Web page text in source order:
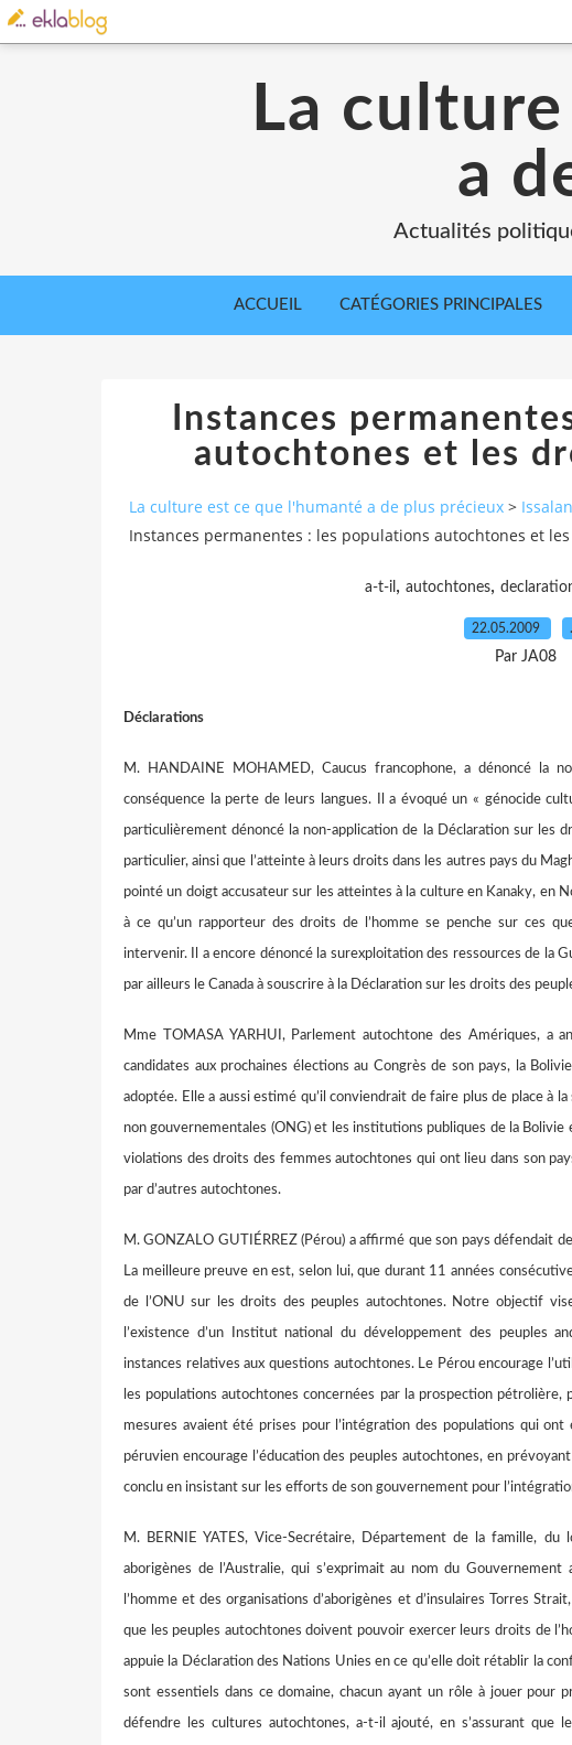
La
a
Actualités
ACCUEIL CATÉGORIES PRINCIPALES
Instances
autochtones et les
La culture est ce que l'humanté a de plus précieux >
Instances permanentes : les populations autochtones et les
a-t-il , autochtones,
22.05.2009
Par JA08
Déclarations
M. HANDAINE MOHAMED, Caucus francophone, a dénoncé la
conséquence la perte de leurs langues. Il a évoqué un « génocide
particulièrement dénoncé la non-application de la Déclaration sur les
particulier, ainsi que l’atteinte à leurs droits dans les autres pays du
pointé un doigt accusateur sur les atteintes à la culture en Kanaky, en
à ce qu’un rapporteur des droits de l’homme se penche sur ces
intervenir. Il a encore dénoncé la surexploitation des ressources de la
par ailleurs le Canada à souscrire à la Déclaration sur les droits des
Mme TOMASA YARHUI, Parlement autochtone des Amériques, a
candidates aux prochaines élections au Congrès de son pays, la
adoptée. Elle a aussi estimé qu’il conviendrait de faire plus de place à
non gouvernementales (ONG) et les institutions publiques de la
violations des droits des femmes autochtones qui ont lieu dans son
par d’autres autochtones.
M. GONZALO GUTIÉRREZ (Pérou) a affirmé que son pays défendait
La meilleure preuve en est, selon lui, que durant 11 années
de l’ONU sur les droits des peuples autochtones. Notre objectif
l’existence d’un Institut national du développement des peuples
instances relatives aux questions autochtones. Le Pérou encourage
les populations autochtones concernées par la prospection
mesures avaient été prises pour l’intégration des populations qui
péruvien encourage l’éducation des peuples autochtones, en
conclu en insistant sur les efforts de son gouvernement pour
M. BERNIE YATES, Vice-Secrétaire, Département de la famille,
aborigènes de l’Australie, qui s’exprimait au nom du
l’homme et des organisations d’aborigènes et d’insulaires Torres
que les peuples autochtones doivent pouvoir exercer leurs droits de
appuie la Déclaration des Nations Unies en ce qu’elle doit rétablir la
sont essentiels dans ce domaine, chacun ayant un rôle à jouer pour
défendre les cultures autochtones, a-t-il ajouté, en s’assurant que